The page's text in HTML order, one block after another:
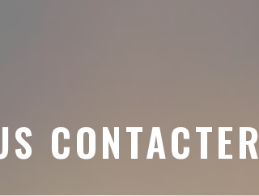
CONTACTER